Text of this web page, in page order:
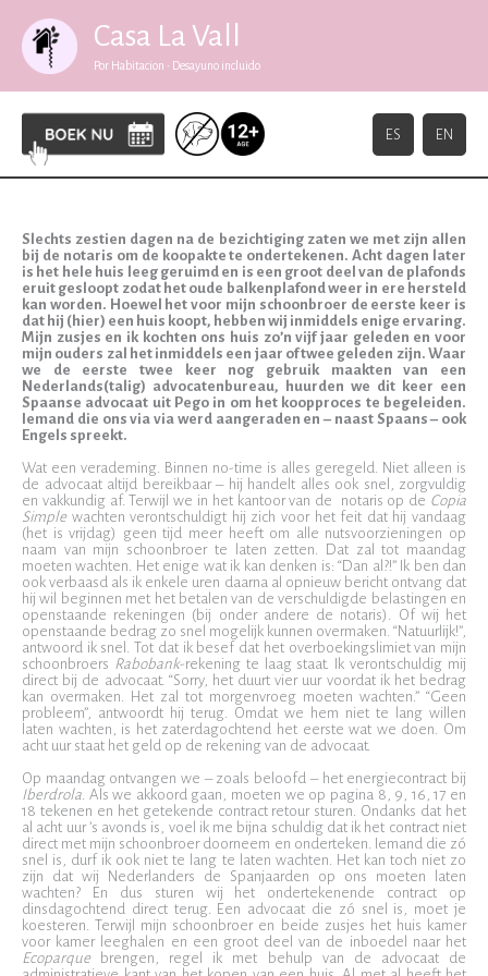
inhoud
Casa La Vall
Por Habitacion • Desayuno incluido
ES EN
22/05/2026
Slechts zestien dagen na de bezichtiging zaten we met zijn allen
bij de notaris om de koopakte te ondertekenen. Acht dagen later
is het hele huis leeg geruimd en is een groot deel van de plafonds
eruit gesloopt zodat het oude balkenplafond weer in ere hersteld
kan worden. Hoewel het voor mijn schoonbroer de eerste keer is
dat hij (hier) een huis koopt, hebben wij inmiddels enige ervaring.
Mijn zusjes en ik kochten ons huis zo’n vijf jaar geleden en voor
mijn ouders zal het inmiddels een jaar of twee geleden zijn. Waar
we de eerste twee keer nog gebruik maakten van een
Nederlands(talig) advocatenbureau, huurden we dit keer een
Spaanse advocaat uit Pego in om het koopproces te begeleiden.
Iemand die ons via via werd aangeraden en – naast Spaans – ook
Engels spreekt.
Wat een verademing. Binnen no-time is alles geregeld. Niet alleen is
de advocaat altijd bereikbaar – hij handelt alles ook snel, zorgvuldig
en vakkundig af. Terwijl we in het kantoor van de notaris op de Copia
Simplewachten verontschuldigt hij zich voor het feit dat hij vandaag
(het is vrijdag) geen tijd meer heeft om alle nutsvoorzieningen op
naam van mijn schoonbroer te laten zetten. Dat zal tot maandag
moeten wachten. Het enige wat ik kan denken is: “Dan al?!” Ik ben dan
ook verbaasd als ik enkele uren daarna al opnieuw bericht ontvang dat
hij wil beginnen met het betalen van de verschuldigde belastingen en
openstaande rekeningen (bij onder andere de notaris). Of wij het
openstaande bedrag zo snel mogelijk kunnen overmaken. “Natuurlijk!”,
antwoord ik snel. Tot dat ik besef dat het overboekingslimiet van mijn
schoonbroers Rabobank-rekening te laag staat. Ik verontschuldig mij
direct bij de advocaat. “Sorry, het duurt vier uur voordat ik het bedrag
kan overmaken. Het zal tot morgenvroeg moeten wachten.” “Geen
probleem”, antwoordt hij terug. Omdat we hem niet te lang willen
laten wachten, is het zaterdagochtend het eerste wat we doen. Om
acht uur staat het geld op de rekening van de advocaat.
Op maandag ontvangen we – zoals beloofd – het energiecontract bij
Iberdrola. Als we akkoord gaan, moeten we op pagina 8, 9, 16, 17 en
18 tekenen en het getekende contract retour sturen. Ondanks dat het
al acht uur ’s avonds is, voel ik me bijna schuldig dat ik het contract niet
direct met mijn schoonbroer doorneem en onderteken. Iemand die zó
snel is, durf ik ook niet te lang te laten wachten. Het kan toch niet zo
zijn dat wij Nederlanders de Spanjaarden op ons moeten laten
wachten? En dus sturen wij het ondertekenende contract op
dinsdagochtend direct terug. Een advocaat die zó snel is, moet je
koesteren. Terwijl mijn schoonbroer en beide zusjes het huis kamer
voor kamer leeghalen en een groot deel van de inboedel naar het
Ecoparque
brengen, regel ik met behulp van de advocaat de